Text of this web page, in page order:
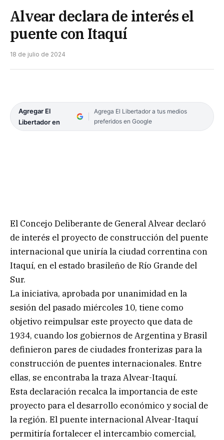
Alvear declara de interés el
puente con Itaquí
18 de julio de 2024
Agregar El
Libertador en
Agrega El Libertador a tus medios
preferidos en Google
El Concejo Deliberante de General Alvear declaró
de interés el proyecto de construcción del puente
internacional que uniría la ciudad correntina con
Itaquí, en el estado brasileño de Río Grande del
Sur.
La iniciativa, aprobada por unanimidad en la
sesión del pasado miércoles 10, tiene como
objetivo reimpulsar este proyecto que data de
1934, cuando los gobiernos de Argentina y Brasil
definieron pares de ciudades fronterizas para la
construcción de puentes internacionales. Entre
ellas, se encontraba la traza Alvear-Itaquí.
Esta declaración recalca la importancia de este
proyecto para el desarrollo económico y social de
la región. El puente internacional Alvear-Itaquí
permitiría fortalecer el intercambio comercial,